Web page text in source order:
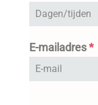
E-mailadres*